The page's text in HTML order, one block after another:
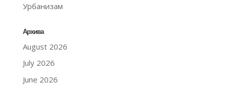
Урбанизам
Архива
August 2026
July 2026
June 2026